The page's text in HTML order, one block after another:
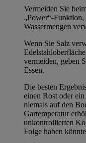
Vermeiden Sie
„Power“-
Wassermengen
Wenn Sie Salz
vermeiden, geben
Essen.
Die besten
einen Rost oder
niemals auf den
Gartemperatur
unkontrollierten
Folge haben